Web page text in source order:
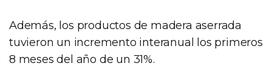
Además, los productos de madera aserrada
tuvieron un incremento interanual los primeros
8 meses del año de un 31%.